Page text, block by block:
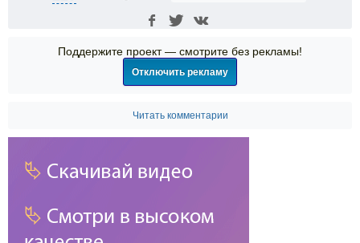
Поддержите проект — смотрите без рекламы!
Отключить рекламу
Читать комментарии